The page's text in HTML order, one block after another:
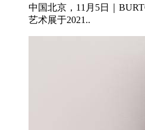
中国北京，11月5日｜
艺术展于2021..